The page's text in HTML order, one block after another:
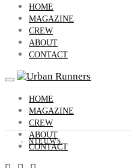
HOME
MAGAZINE
CREW
ABOUT
CONTACT
HOME
MAGAZINE
CREW
ABOUT
CONTACT
NIEUWS